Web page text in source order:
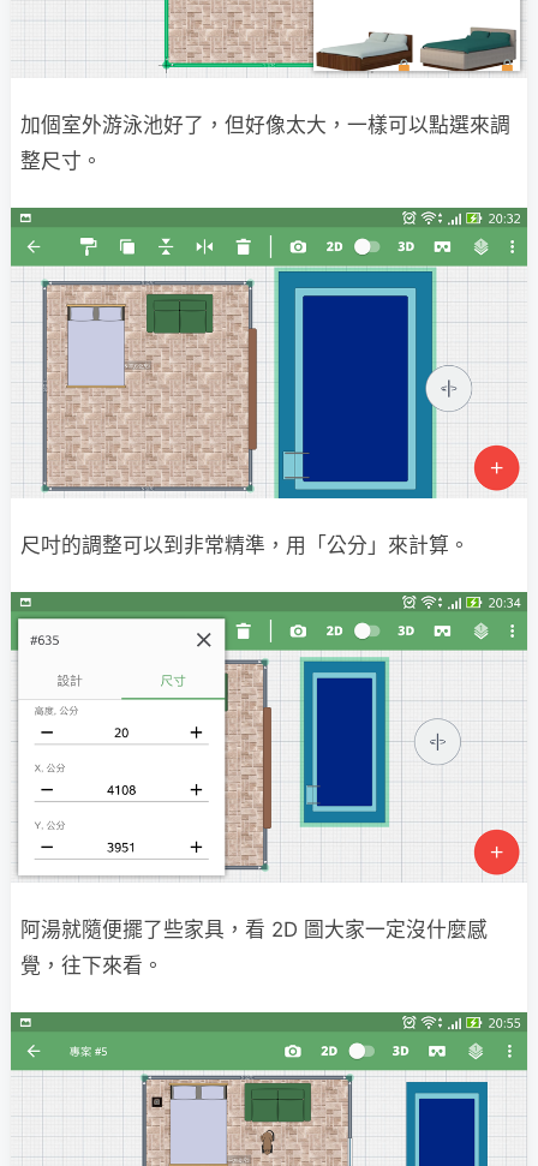
加個室外游泳池好了，但好像太大，一樣可以點選來調
整尺寸。
尺吋的調整可以到非常精準，用「公分」來計算。
阿湯就隨便擺了些家具，看 2D 圖大家一定沒什麼感
覺，往下來看。